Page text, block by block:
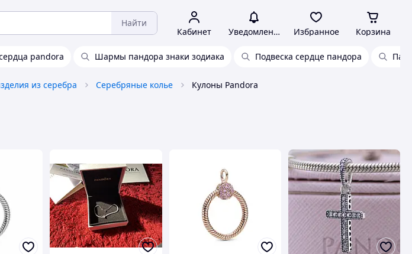
Найти
Кабинет Уведомления Избранное Корзина
pandora Шармы пандора знаки зодиака Подвеска сердце пандора
из серебра Серебряные колье Кулоны Pandora